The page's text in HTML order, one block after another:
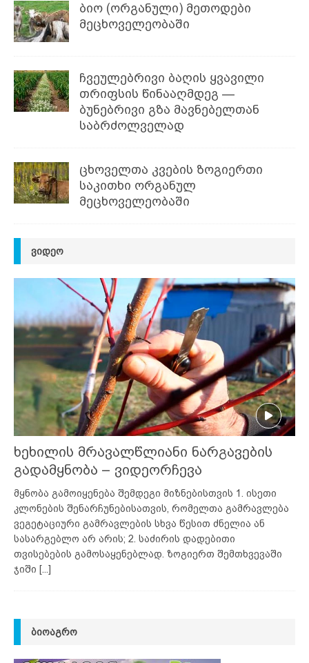
ბიო (ორგანული) მეთოდები
მეცხოველეობაში
ჩვეულებრივი ბაღის ყვავილი
თრიფსის წინააღმდეგ —
ბუნებრივი გზა მავნებელთან
საბრძოლველად
ცხოველთა კვების ზოგიერთი
საკითხი ორგანულ
მეცხოველეობაში
ᲕᲘᲓᲔᲝ
ხეხილის მრავალწლიანი ნარგავების
გადამყნობა – ვიდეორჩევა
მყნობა გამოიყენება შემდეგი მიზნებისთვის 1. ისეთი
კლონების შენარჩუნებისათვის, რომელთა გამრავლება
ვეგეტაციური გამრავლების სხვა წესით ძნელია ან
სასარგებლო არ არის; 2. საძირის დადებითი
თვისებების გამოსაყენებლად. ზოგიერთ შემთხვევაში
ჯიში [...]
ᲑᲘᲝᲐᲒᲠᲝ